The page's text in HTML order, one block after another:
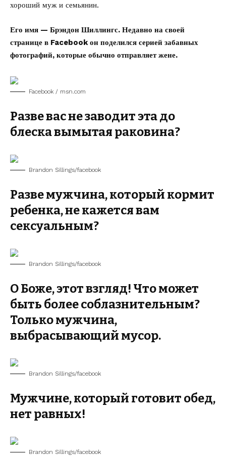
хороший муж и семьянин.
Его имя — Брэндон Шиллингс. Недавно на своей
странице в Facebook он поделился серией забавных
фотографий, которые обычно отправляет жене.
Facebook / msn.com
Разве вас не заводит эта до
блеска вымытая раковина?
Brandon Sillings/facebook
Разве мужчина, который кормит
ребенка, не кажется вам
сексуальным?
Brandon Sillings/facebook
О Боже, этот взгляд! Что может
быть более соблазнительным?
Только мужчина,
выбрасывающий мусор.
Brandon Sillings/facebook
Мужчине, который готовит обед,
нет равных!
Brandon Sillings/facebook